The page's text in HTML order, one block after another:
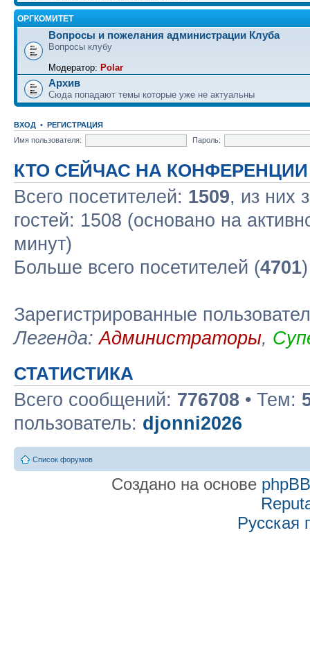
ОРГКОМИТЕТ
Вопросы и пожелания администрации Клуба
Вопросы клубу
Модератор: Polar
Архив
Сюда попадают темы которые уже не актуальны
ВХОД • РЕГИСТРАЦИЯ
Имя пользователя:
Пароль:
КТО СЕЙЧАС НА КОНФЕРЕНЦИИ
Всего посетителей: 1509, из них
гостей: 1508 (основано на
минут)
Больше всего посетителей (4701
Зарегистрированные
Легенда:Администраторы,
СТАТИСТИКА
Всего сообщений: 776708 • Тем:
пользователь: djonni2026
Список форумов
Создано на основе phpBB
Русская